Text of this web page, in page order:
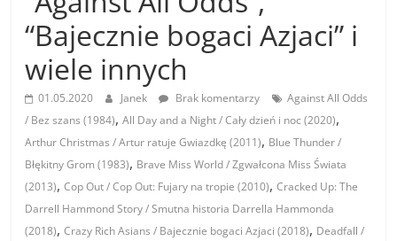
“Bajecznie bogaci Azjaci” i
wiele innych
01.05.2020 Janek Brak komentarzy
Against All Odds
/ Bez szans (1984),All Day and a Night / Cały dzień i noc (2020),
Arthur Christmas / Artur ratuje Gwiazdkę (2011), Blue Thunder /
Błękitny Grom (1983), Brave Miss World / Zgwałcona Miss Świata
(2013),Cop Out / Cop Out: Fujary na tropie (2010),Cracked Up: The
Darrell Hammond Story / Smutna historia Darrella Hammonda
(2018),Crazy Rich Asians / Bajecznie bogaci Azjaci (2018), Deadfall /